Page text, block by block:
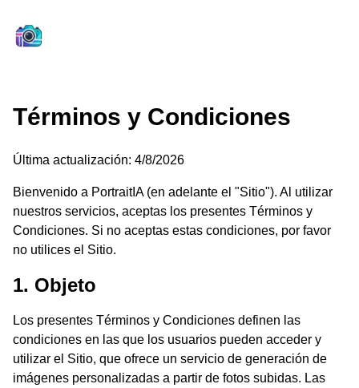
Términos y Condiciones
Última actualización: 4/8/2026
Bienvenido a PortraitIA (en adelante el "Sitio"). Al utilizar
nuestros servicios, aceptas los presentes Términos y
Condiciones. Si no aceptas estas condiciones, por favor
no utilices el Sitio.
1. Objeto
Los presentes Términos y Condiciones definen las
condiciones en las que los usuarios pueden acceder y
utilizar el Sitio, que ofrece un servicio de generación de
imágenes personalizadas a partir de fotos subidas. Las